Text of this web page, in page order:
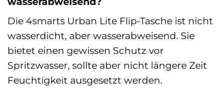
Die 4smarts Urban Lite Flip-Tasche ist nicht
wasserdicht, aber wasserabweisend. Sie
bietet einen gewissen Schutz vor
Spritzwasser, sollte aber nicht längere Zeit
Feuchtigkeit ausgesetzt werden.